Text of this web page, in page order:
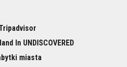
In UNDISCOVERED
miasta